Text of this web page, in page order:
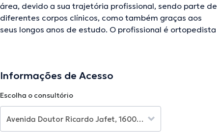
área, devido a sua trajetória profissional, sendo parte de
diferentes corpos clínicos, como também graças aos
seus longos anos de estudo. O profissional é ortopedista
entrega segurança aos seus pacientes e um tratamento
A descrição foi editada pela equipe do doctoranytime, baseada em
informações verificadas.
Informações de Acesso
Escolha o consultório